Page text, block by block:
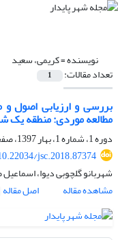
نویسنده =کریمی، سعید
تعداد مقالات: 1
بررسی و ارزیابی اصول و
مطالعه موردی: منطقه یک
دوره 1، شماره 1، بهار 1397، صفحه
jsc.2018.87374
شهربانو گلچوبی دیوا،
مشاهده مقاله
اصل مقاله